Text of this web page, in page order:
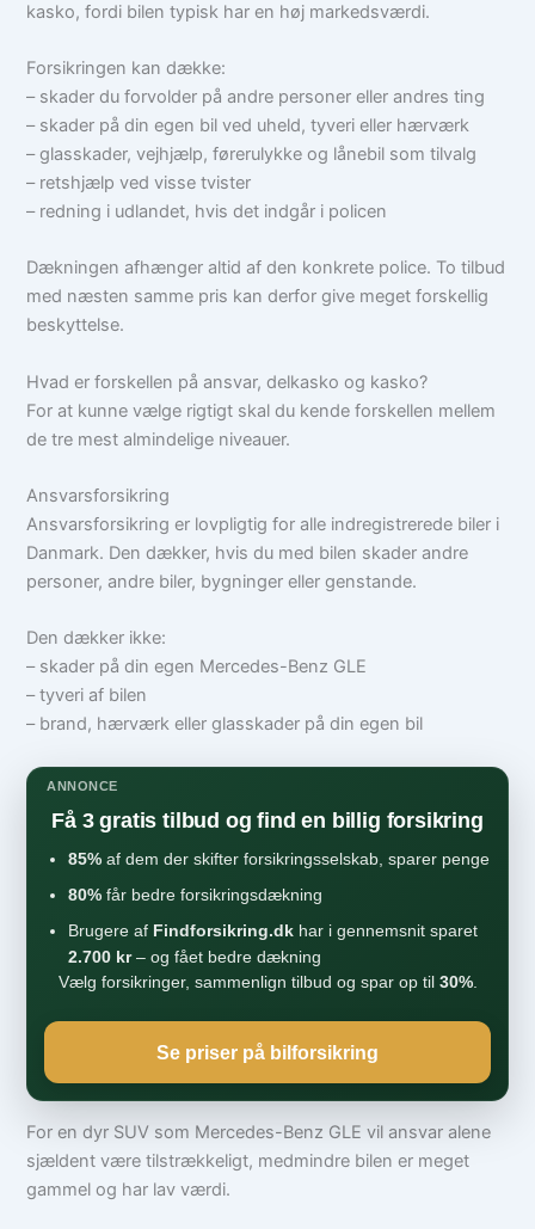
kasko, fordi bilen typisk har en høj markedsværdi.
Forsikringen kan dække:
– skader du forvolder på andre personer eller andres ting
– skader på din egen bil ved uheld, tyveri eller hærværk
– glasskader, vejhjælp, førerulykke og lånebil som tilvalg
– retshjælp ved visse tvister
– redning i udlandet, hvis det indgår i policen
Dækningen afhænger altid af den konkrete police. To tilbud
med næsten samme pris kan derfor give meget forskellig
beskyttelse.
Hvad er forskellen på ansvar, delkasko og kasko?
For at kunne vælge rigtigt skal du kende forskellen mellem
de tre mest almindelige niveauer.
Ansvarsforsikring
Ansvarsforsikring er lovpligtig for alle indregistrerede biler i
Danmark. Den dækker, hvis du med bilen skader andre
personer, andre biler, bygninger eller genstande.
Den dækker ikke:
– skader på din egen Mercedes-Benz GLE
– tyveri af bilen
– brand, hærværk eller glasskader på din egen bil
ANNONCE
Få 3 gratis tilbud og find en billig forsikring
85% af dem der skifter forsikringsselskab, sparer penge
80% får bedre forsikringsdækning
Brugere af Findforsikring.dk har i gennemsnit sparet
2.700 kr– og fået bedre dækning
Vælg forsikringer, sammenlign tilbud og spar op til 30%.
Se priser på bilforsikring
For en dyr SUV som Mercedes-Benz GLE vil ansvar alene
sjældent være tilstrækkeligt, medmindre bilen er meget
gammel og har lav værdi.